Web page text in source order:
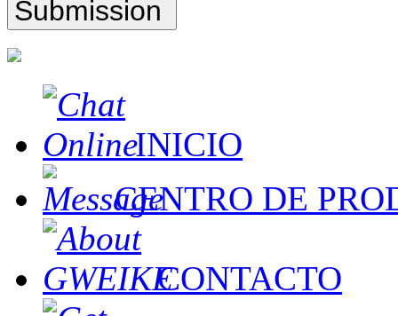
INICIO
CENTRO DE
CONTACTO